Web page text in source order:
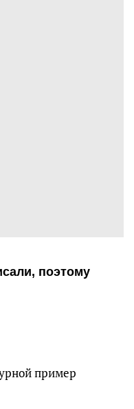
поэтому
пример